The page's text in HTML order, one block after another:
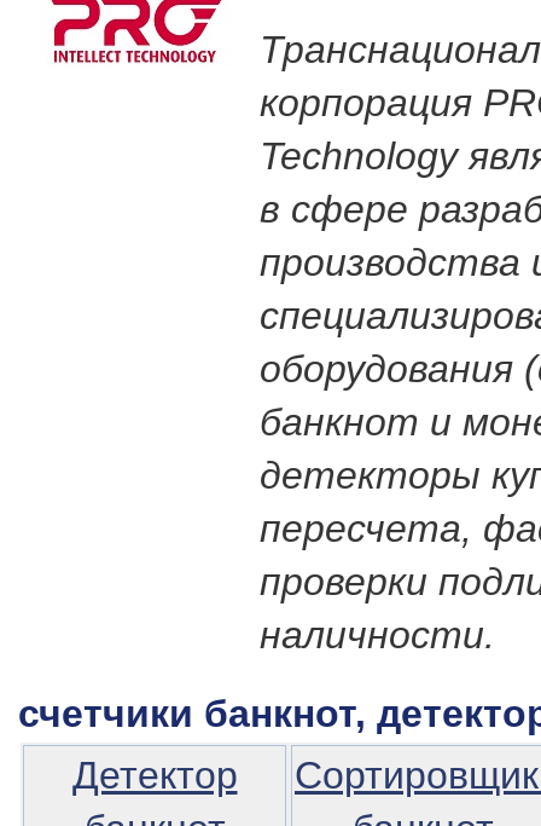
корпорация
Technology
в сфере
производства
оборудования
банкнот и
детекторы
пересчета,
проверки
наличности.
счетчики банкнот,
Детектор